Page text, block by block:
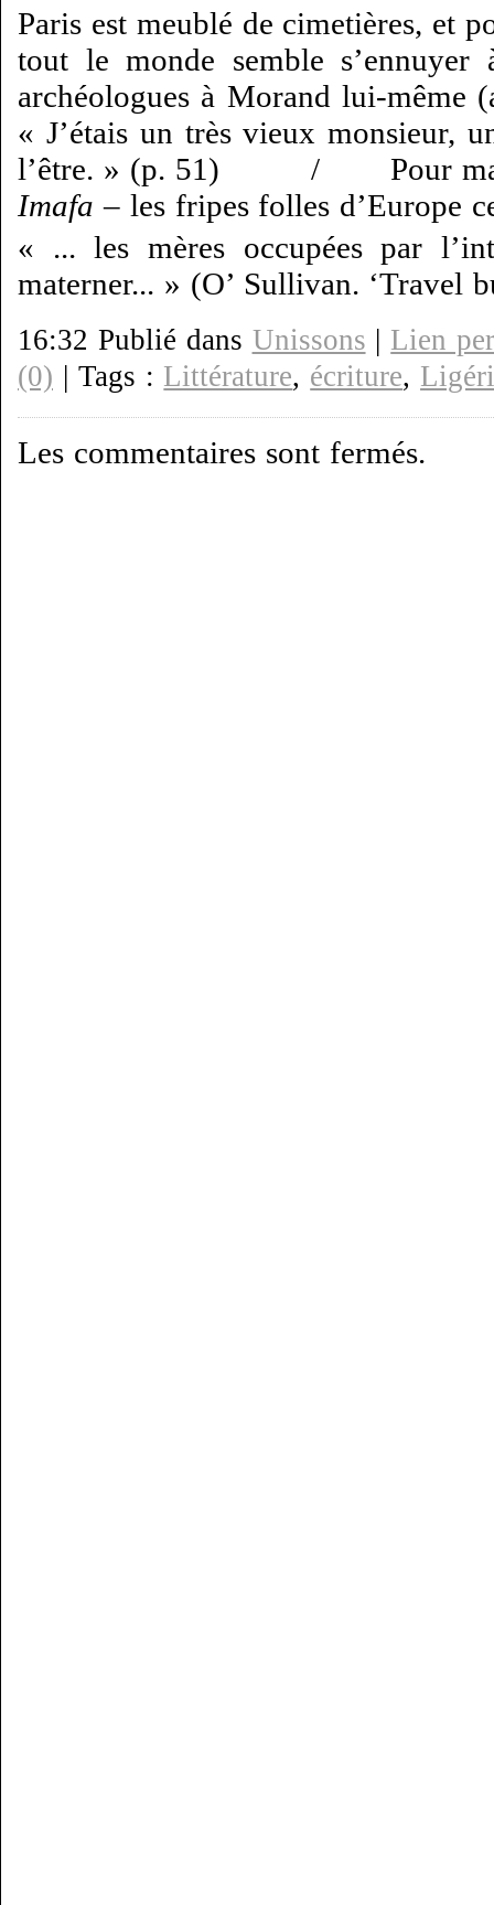
Paris est meublé de cimetières, et
tout le monde semble
archéologues à Morand lui-même
« J’étais un très vieux monsieur,
l’être. » (p. 51) / Pour ma
Imafa – les fripes folles d’Europe
« ... les mères occupées par
materner... » (O’ Sullivan. ‘Travel
16:32 Publié dans Unissons | Lien
(0) | Tags : Littérature, écriture,
Les commentaires sont fermés.